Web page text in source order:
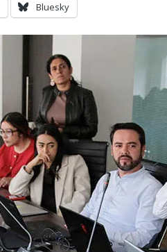
Bluesky